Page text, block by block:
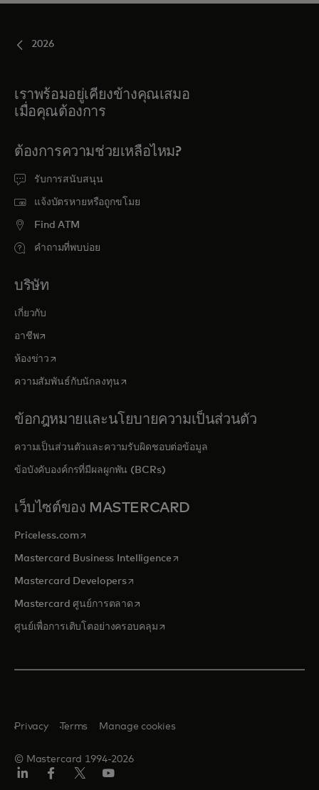
2026
เราพร้อมอยู่เคียงข้างคุณเสมอ
เมื่อคุณต้องการ
ต้องการความช่วยเหลือไหม?
รับการสนับสนุน
แจ้งบัตรหายหรือถูกขโมย
Find ATM
คำถามที่พบบ่อย
บริษัท
เกี่ยวกับ
อาชีพopens in a new tab
ห้องข่าว opens in a new tab
ความสัมพันธ์กับนักลงทุน opens in a new tab
ข้อกฎหมายและนโยบายความเป็นส่วนตัว
ความเป็นส่วนตัวและความรับผิดชอบต่อข้อมูล
ข้อบังคับองค์กรที่มีผลผูกพัน (BCRs)
เว็บไซต์ของ MASTERCARD
Priceless.com opens in a new tab
Mastercard Business Intelligenceopens in a new tab
Mastercard Developersopens in a new tab
Mastercard ศูนย์การตลาด opens in a new tab
ศูนย์เพื่อการเติบโตอย่างครอบคลุมopens in a new tab
© Mastercard 1994-2026
Privacy Terms Manage cookies